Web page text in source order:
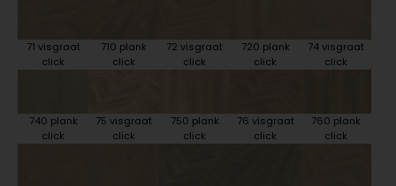
71 visgraat
click
710 plank
click
72 visgraat
click
720 plank
click
74 visgraat
click
740 plank
click
75 visgraat
click
750 plank
click
76 visgraat
click
760 plank
click